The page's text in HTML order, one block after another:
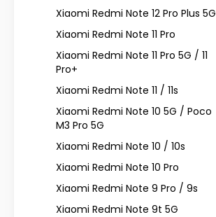
Xiaomi Redmi Note 12 Pro Plus 5G
Xiaomi Redmi Note 11 Pro
Xiaomi Redmi Note 11 Pro 5G / 11
Pro+
Xiaomi Redmi Note 11 / 11s
Xiaomi Redmi Note 10 5G / Poco
M3 Pro 5G
Xiaomi Redmi Note 10 / 10s
Xiaomi Redmi Note 10 Pro
Xiaomi Redmi Note 9 Pro / 9s
Xiaomi Redmi Note 9t 5G